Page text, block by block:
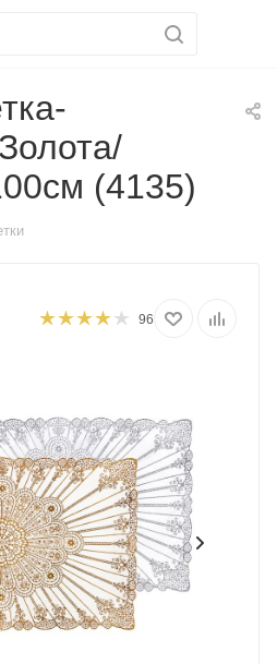
(4135)
96